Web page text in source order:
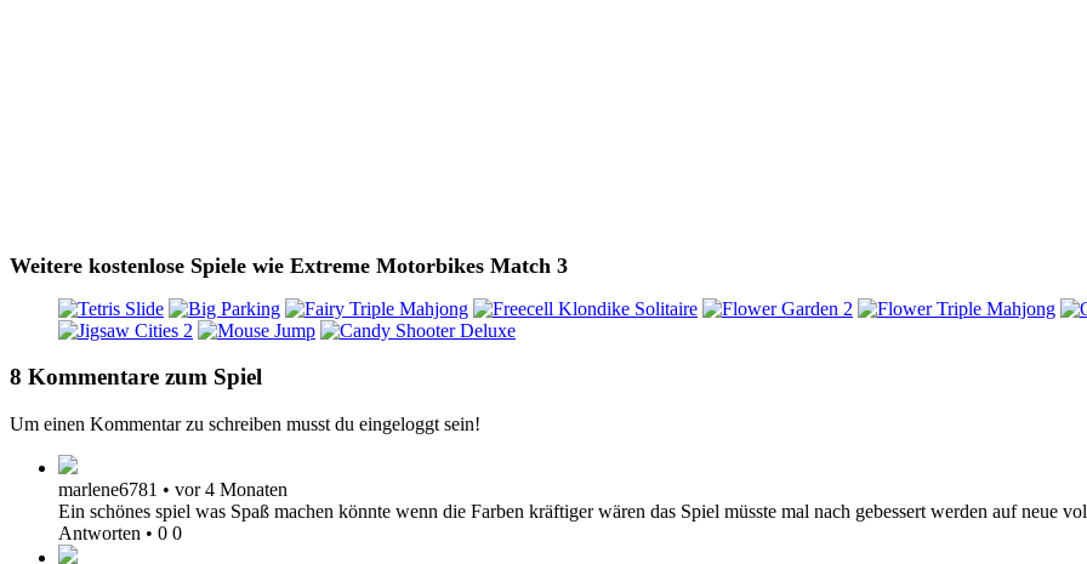
Weitere kostenlose Spiele wie Extreme Motorbikes Match 3
8 Kommentare zum Spiel
Um einen Kommentar zu schreiben musst du eingeloggt sein!
marlene6781 • vor 4 Monaten
Ein schönes spiel was Spaß machen könnte wenn die Farben kräftiger wären das Spiel müsste mal nach gebessert werden auf neue
Antworten • 0 0